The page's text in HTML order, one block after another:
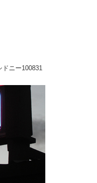
ドニー100831